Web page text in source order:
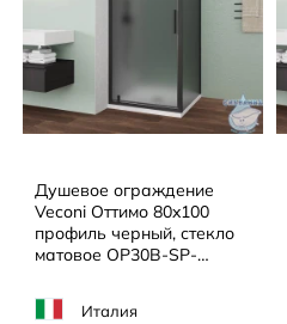
Душевое ограждение
Veconi Оттимо 80x100
профиль черный, стекло
матовое OP30B-SP-
поддона)
Италия